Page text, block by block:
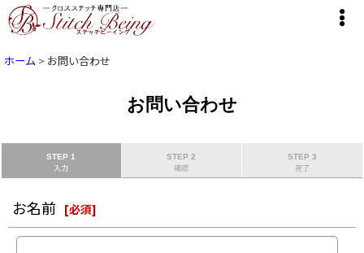
ホーム > お問い合わせ
お問い合わせ
STEP 1
入力
STEP 2
確認
STEP 3
完了
お名前 [必須]